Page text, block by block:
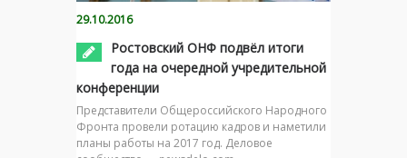
29.10.2016
Ростовский ОНФ подвёл итоги
года на очередной учредительной
конференции
Представители Общероссийского Народного
Фронта провели ротацию кадров и наметили
планы работы на 2017 год. Деловое